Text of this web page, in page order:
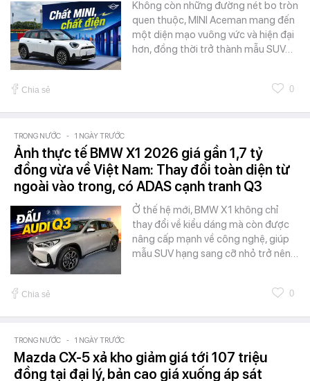
Không còn những đường nét bo tròn
quen thuộc, MINI Aceman mang đến
một diện mạo vuông vức và hiện đại
hơn, đồng thời trở thành mẫu SUV…
Chia sẻ 0
TRONG NƯỚC - 1 NGÀY TRƯỚC
Ảnh thực tế BMW X1 2026 giá gần 1,7 tỷ
đồng vừa về Việt Nam: Thay đổi toàn diện từ
ngoài vào trong, có ADAS cạnh tranh Q3
Ở thế hệ mới, BMW X1 không chỉ
thay đổi về kiểu dáng mà còn được
nâng cấp mạnh về công nghệ, giúp
mẫu SUV hạng sang cỡ nhỏ trở nên…
Chia sẻ 0
TRONG NƯỚC - 1 NGÀY TRƯỚC
Mazda CX-5 xả kho giảm giá tới 107 triệu
đồng tại đại lý, bản cao giá xuống áp sát